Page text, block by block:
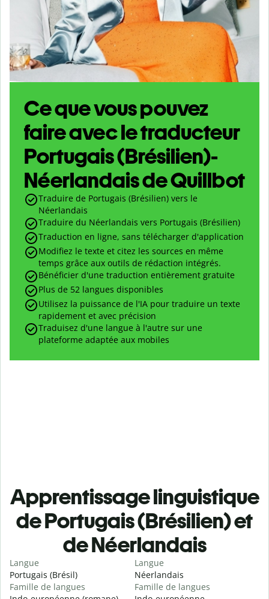
Ce que vous pouvez
faire avec le traducteur
Portugais (Brésilien)-
Néerlandais de Quillbot
Traduire de Portugais (Brésilien) vers le
Néerlandais
Traduire du Néerlandais vers Portugais (Brésilien)
Traduction en ligne, sans télécharger d'application
Modifiez le texte et citez les sources en même
temps grâce aux outils de rédaction intégrés.
Bénéficier d'une traduction entièrement gratuite
Plus de 52 langues disponibles
Utilisez la puissance de l'IA pour traduire un texte
rapidement et avec précision
Traduisez d'une langue à l'autre sur une
plateforme adaptée aux mobiles
Apprentissage linguistique
de Portugais (Brésilien) et
de Néerlandais
Langue
Portugais (Brésil)
Famille de langues
Langue
Néerlandais
Famille de langues